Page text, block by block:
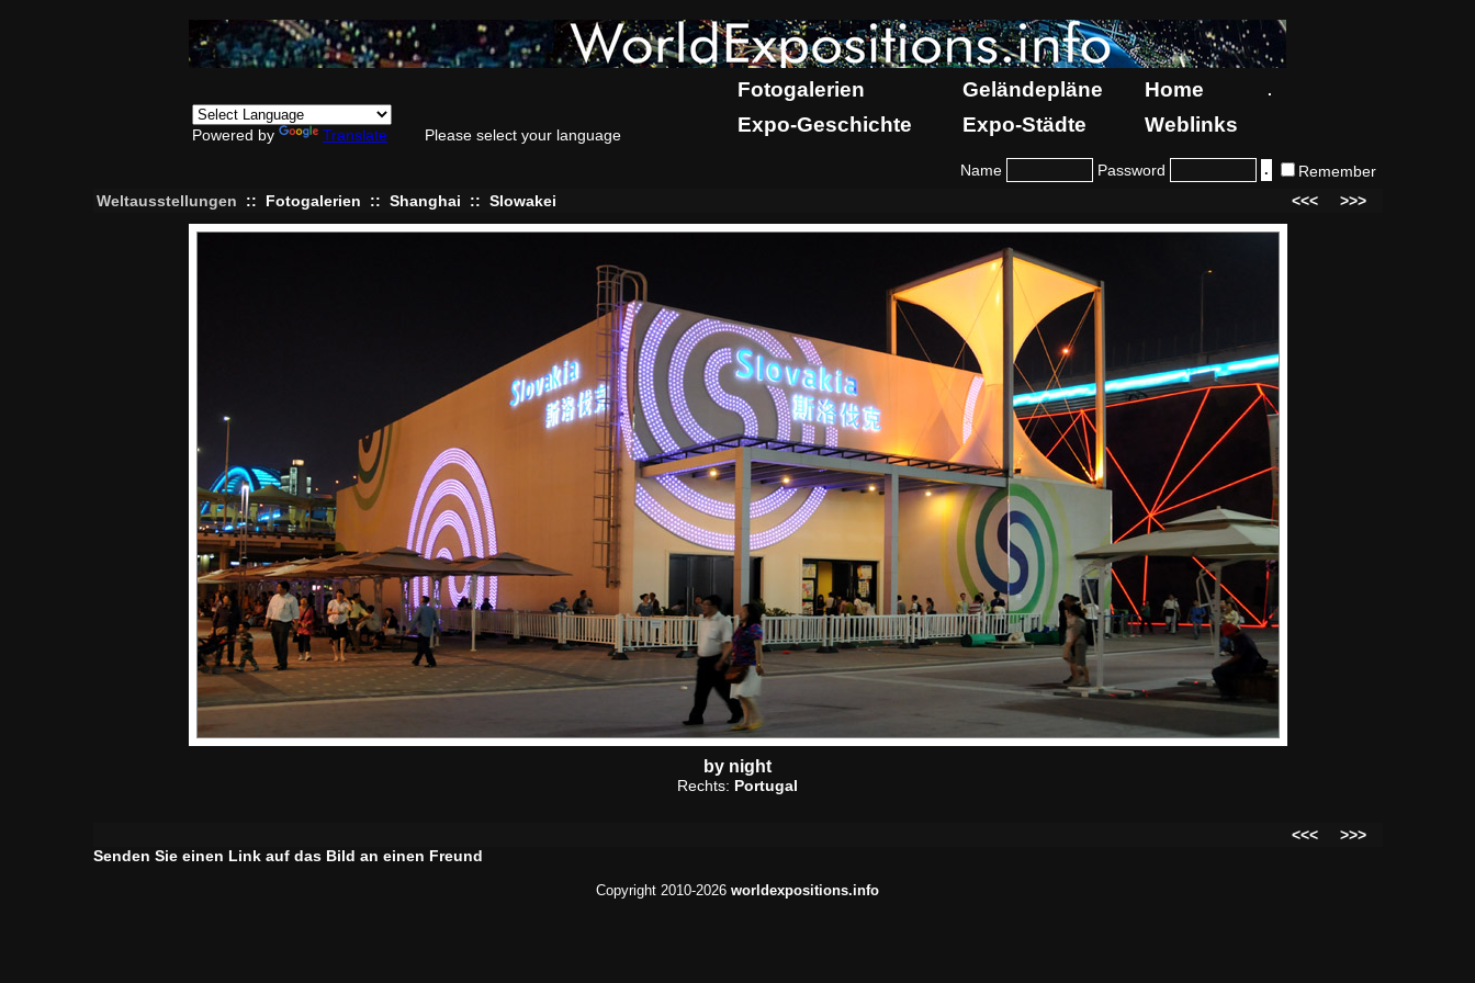
Powered by Translate Please select your language
Fotogalerien Geländepläne Home .
Expo-Geschichte Expo-Städte Weblinks
Name Password
Remember
Weltausstellungen
:: Fotogalerien :: Shanghai :: Slowakei <<< >>>
by night
Rechts: Portugal
<<<
>>>
Senden Sie einen Link auf das Bild an einen Freund
Copyright 2010-2026 worldexpositions.info